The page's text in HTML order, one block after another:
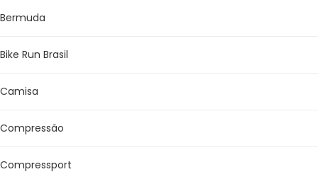
Bermuda
Bike Run Brasil
Camisa
Compressão
Compressport